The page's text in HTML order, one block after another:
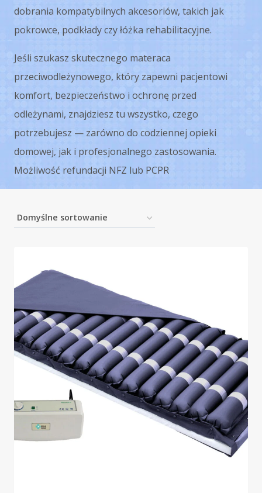
dobrania kompatybilnych akcesoriów, takich jak
pokrowce, podkłady czy łóżka rehabilitacyjne.
Jeśli szukasz skutecznego materaca
przeciwodleżynowego, który zapewni pacjentowi
komfort, bezpieczeństwo i ochronę przed
odleżynami, znajdziesz tu wszystko, czego
potrzebujesz — zarówno do codziennej opieki
domowej, jak i profesjonalnego zastosowania.
Możliwość refundacji NFZ lub PCPR